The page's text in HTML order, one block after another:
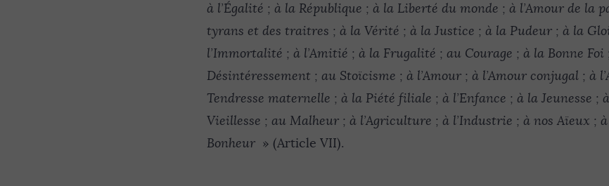
à l’Égalité ; à la République ; à la Liberté du monde ; à l’Amour de la
tyrans et des traitres ; à la Vérité ; à la Justice ; à la Pudeur ; à la
l’Immortalité ; à l’Amitié ; à la Frugalité ; au Courage ; à la Bonne Foi
Désintéressement ; au Stoïcisme ; à l’Amour ; à l’Amour conjugal ; à
Tendresse maternelle ; à la Piété filiale ; à l’Enfance ; à la Jeunesse ;
Vieillesse ; au Malheur ; à l’Agriculture ; à l’Industrie ; à nos Aïeux ;
Bonheur » (Article VII).